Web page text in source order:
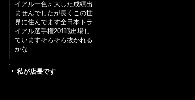
イアル一色♬大した成績出
ませんでしたが長くこの世
界に住んでます全日本トラ
イアル選手権201戦出場し
ていますそろそろ抜かれる
かな
私が店長です